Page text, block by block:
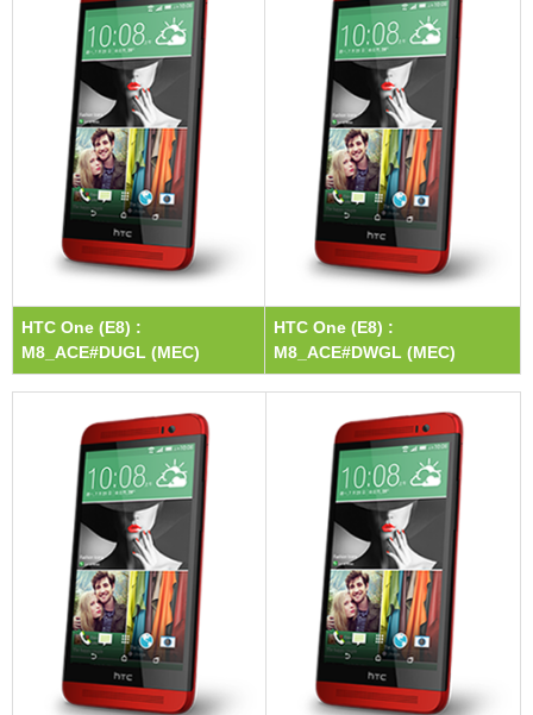
HTC One (E8) :
M8_ACE#DUGL (MEC)
HTC One (E8) :
M8_ACE#DWGL (MEC)